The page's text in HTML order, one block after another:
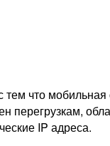
что
перегрузкам,
IP адреса.